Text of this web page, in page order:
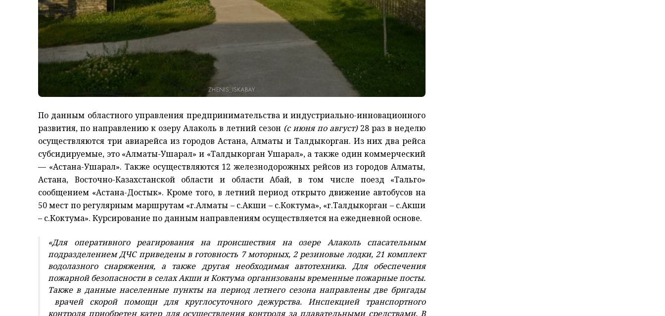
По данным областного управления предпринимательства и индустриально-инновационного
развития, по направлению к озеруАлаколь в летний сезон (с июня по август)28 раз в неделю
осуществляются триавиарейса из городов Астана, Алматы и Талдыкорган. Из них два рейса
субсидируемые, это «Алматы-Ушарал» и «Талдыкорган Ушарал», а также один коммерческий
— «Астана-Ушарал». Также осуществляются 12железнодорожных рейсов из городов Алматы,
Астана, Восточно-Казахстанской области и области Абай, в том числе поезд «Тальго»
сообщением «Астана-Достык». Кроме того, в летний период открыто движение автобусов на
50 мест по регулярным маршрутам «г.Алматы – с.Акши – с.Коктума», «г.Талдыкорган – с.Акши
– с.Коктума». Курсирование по данным направлениям осуществляется на ежедневной основе.
«Для оперативного реагирования на происшествия на озере Алаколь спасательным
подразделением ДЧС приведены в готовность 7 моторных, 2 резиновые лодки, 21 комплект
водолазного снаряжения, а также другая необходимая автотехника. Для обеспечения
пожарной безопасности в селах Акши и Коктума организованы временные пожарные посты.
Также в данные населенные пункты на период летнего сезона направлены двебригады
врачей скорой помощи для круглосуточного дежурства.
Инспекцией транспортного
контроля приобретен катер для осуществления контроля за плавательными средствами. В